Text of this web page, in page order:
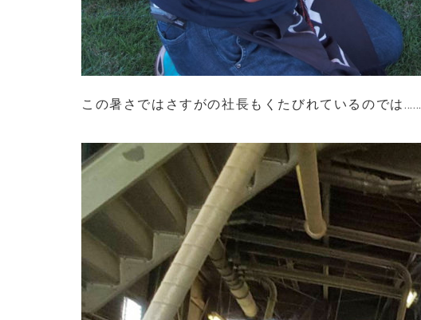
この暑さではさすがの社長もくたびれているのでは……